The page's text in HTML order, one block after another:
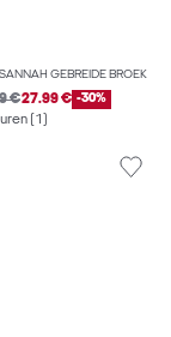
GEBREIDE BROEK
€27.99 € -30%
(1)